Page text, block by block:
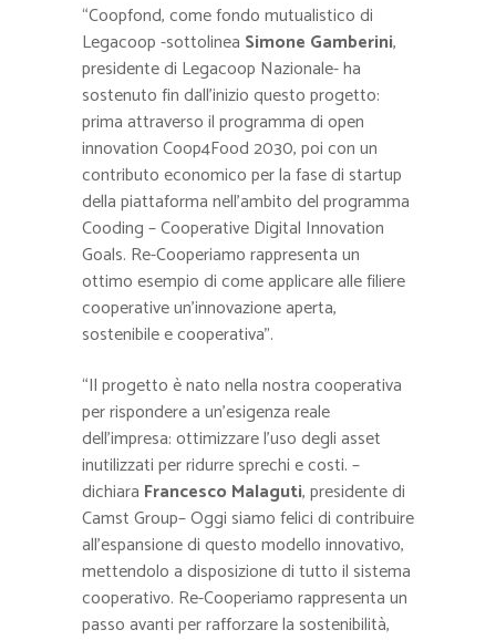
“Coopfond, come fondo mutualistico di
Legacoop -sottolinea Simone Gamberini,
presidente di Legacoop Nazionale- ha
sostenuto fin dall’inizio questo progetto:
prima attraverso il programma di open
innovation Coop4Food 2030, poi con un
contributo economico per la fase di startup
della piattaforma nell’ambito del programma
Cooding – Cooperative Digital Innovation
Goals. Re-Cooperiamo rappresenta un
ottimo esempio di come applicare alle filiere
cooperative un’innovazione aperta,
sostenibile e cooperativa”.
“Il progetto è nato nella nostra cooperativa
per rispondere a un’esigenza reale
dell’impresa: ottimizzare l’uso degli asset
inutilizzati per ridurre sprechi e costi. –
dichiara Francesco Malaguti, presidente di
Camst Group– Oggi siamo felici di contribuire
all’espansione di questo modello innovativo,
mettendolo a disposizione di tutto il sistema
cooperativo. Re-Cooperiamo rappresenta un
passo avanti per rafforzare la sostenibilità,